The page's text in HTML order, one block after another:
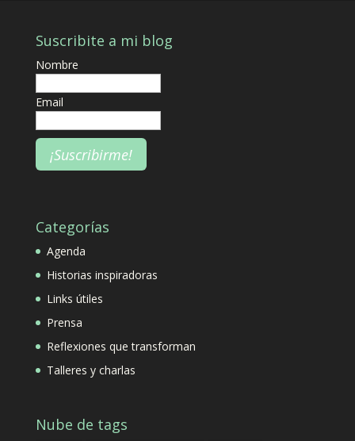
Suscribite a mi blog
Nombre
Email
Categorías
Agenda
Historias inspiradoras
Links útiles
Prensa
Reflexiones que transforman
Talleres y charlas
Nube de tags